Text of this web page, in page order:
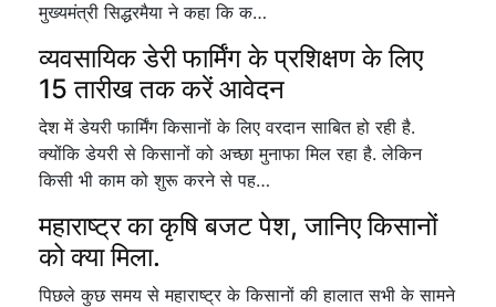
मुख्यमंत्री सिद्धरमैया ने कहा कि क…
व्यवसायिक डेरी फार्मिंग के प्रशिक्षण के लिए
15 तारीख तक करें आवेदन
देश में डेयरी फार्मिंग किसानों के लिए वरदान साबित हो रही है.
क्योंकि डेयरी से किसानों को अच्छा मुनाफा मिल रहा है. लेकिन
किसी भी काम को शुरू करने से पह…
महाराष्ट्र का कृषि बजट पेश, जानिए किसानों
को क्या मिला.
पिछले कुछ समय से महाराष्ट्र के किसानों की हालात सभी के सामने